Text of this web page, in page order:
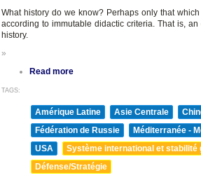
What history do we know? Perhaps only that
according to immutable didactic criteria. That is,
history.
»
Read more
TAGS:
Amérique Latine Asie Centrale
Fédération de Russie
Méditerranée -
USA
Système international et stabilité
Défense/Stratégie